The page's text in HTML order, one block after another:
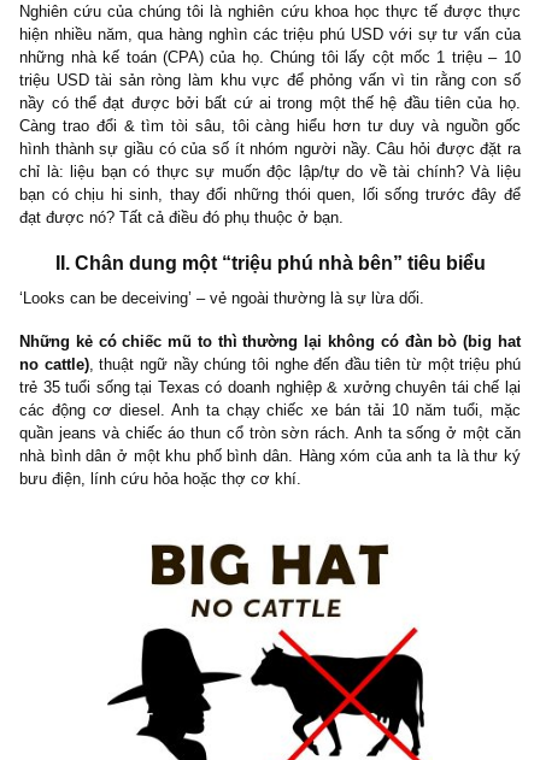
hoạch và kiên trì theo đuổi:
Nghiên cứu của chúng tôi là nghiên cứu khoa học thực tế
hiện nhiều năm, qua hàng nghìn các triệu phú USD với sự tư
triệu USD tài sản ròng làm khu vực để phỏng vấn vì tin rằng
nầy có thể đạt được bởi bất cứ ai trong một thế hệ đầu tiên
Càng trao đổi & tìm tòi sâu, tôi càng hiểu hơn tư duy và
hình thành sự giầu có của số ít nhóm người nầy. Câu hỏi được
chỉ là: liệu bạn có thực sự muốn độc lập/tự do về tài chính?
bạn có chịu hi sinh, thay đổi những thói quen, lối sống trước
II. Chân dung một “triệu phú nhà bên” tiêu biểu
‘Looks can be deceiving’ – vẻ ngoài thường là sự lừa dối.
Những kẻ có chiếc mũ to thì thường lại không có đàn bò
, thuật ngữ nầy chúng tôi nghe đến đầu tiên từ một
trẻ 35 tuổi sống tại Texas có doanh nghiệp & xưởng chuyên tái
các động cơ diesel. Anh ta chạy chiếc xe bán tải 10 năm
quần jeans và chiếc áo thun cổ tròn sờn rách. Anh ta sống ở